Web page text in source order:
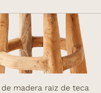
de madera raiz de teca